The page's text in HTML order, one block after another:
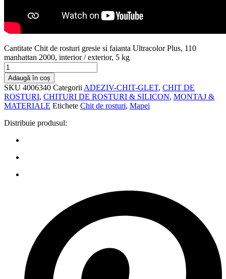
Cantitate Chit de rosturi gresie si faianta Ultracolor Plus, 110
manhattan 2000, interior / exterior, 5 kg
Adaugă în coș
SKU 4006340 Categorii ADEZIV-CHIT-GLET, CHIT DE
ROSTURI, CHITURI DE ROSTURI & SILICON, MONTAJ &
MATERIALE Etichete Chit de rosturi, Mapei
Distribuie produsul: